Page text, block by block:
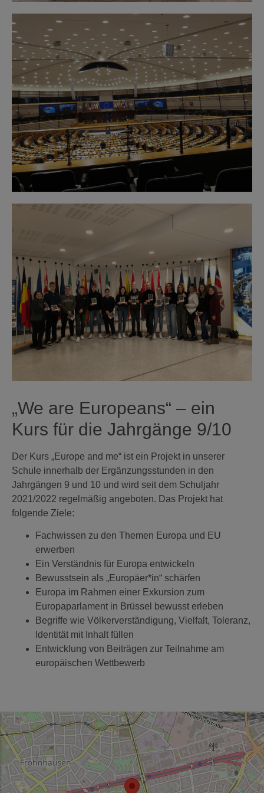
„We are Europeans“ – ein
Kurs für die Jahrgänge 9/10
Der Kurs „Europe and me“ ist ein Projekt in unserer
Schule innerhalb der Ergänzungsstunden in den
Jahrgängen 9 und 10 und wird seit dem Schuljahr
2021/2022 regelmäßig angeboten. Das Projekt hat
folgende Ziele:
Fachwissen zu den Themen Europa und EU
erwerben
Ein Verständnis für Europa entwickeln
Bewusstsein als „Europäer*in“ schärfen
Europa im Rahmen einer Exkursion zum
Europaparlament in Brüssel bewusst erleben
Begriffe wie Völkerverständigung, Vielfalt, Toleranz,
Identität mit Inhalt füllen
Entwicklung von Beiträgen zur Teilnahme am
europäischen Wettbewerb